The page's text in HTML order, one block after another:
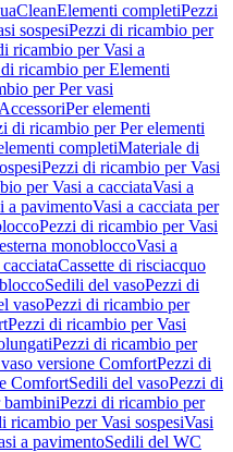
Elementi completiPezzi
sospesiPezzi di ricambio per
ricambio per Vasi a
ricambio per Elementi
per Per vasi
Per elementi
di ricambio per Per elementi
completiMateriale di
Pezzi di ricambio per Vasi
per Vasi a cacciataVasi a
a pavimentoVasi a cacciata per
Pezzi di ricambio per Vasi
monobloccoVasi a
Cassette di risciacquo
Sedili del vasoPezzi di
vasoPezzi di ricambio per
Pezzi di ricambio per Vasi
Pezzi di ricambio per
versione ComfortPezzi di
ComfortSedili del vasoPezzi di
bambiniPezzi di ricambio per
ricambio per Vasi sospesiVasi
a pavimentoSedili del WC